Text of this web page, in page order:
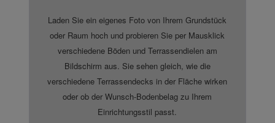
Laden Sie ein eigenes Foto von Ihrem Grundstück
oder Raum hoch und probieren Sie per Mausklick
verschiedene Böden und Terrassendielen am
Bildschirm aus. Sie sehen gleich, wie die
verschiedene Terrassendecks in der Fläche wirken
oder ob der Wunsch-Bodenbelag zu Ihrem
Einrichtungsstil passt.